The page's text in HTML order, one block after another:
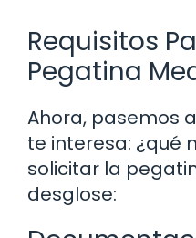
Requisitos
Pegatina
Ahora, pasemos
te interesa: ¿qué
solicitar la
desglose: